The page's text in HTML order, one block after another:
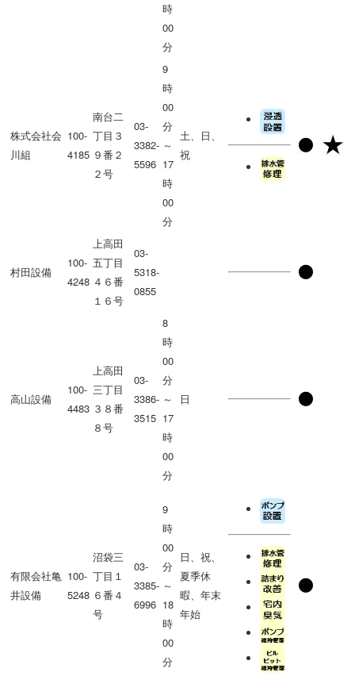
時
00
分
株式会社会
川組
100-
4185
南台二
丁目３
９番２
２号
03-
3382-
5596
9
時
00
分
～
17
時
00
分
土、日、
祝
村田設備
100-
4248
上高田
五丁目
４６番
１６号
03-
5318-
0855
高山設備
100-
4483
上高田
三丁目
３８番
８号
03-
3386-
3515
8
時
00
分
～
17
時
00
分
日
有限会社亀
井設備
100-
5248
沼袋三
丁目１
６番４
号
03-
3385-
6996
9
時
00
分
～
18
時
00
分
日、祝、
夏季休
暇、年末
年始